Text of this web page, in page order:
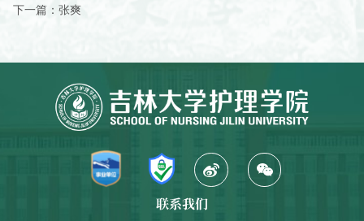
下一篇： 张爽
联系我们